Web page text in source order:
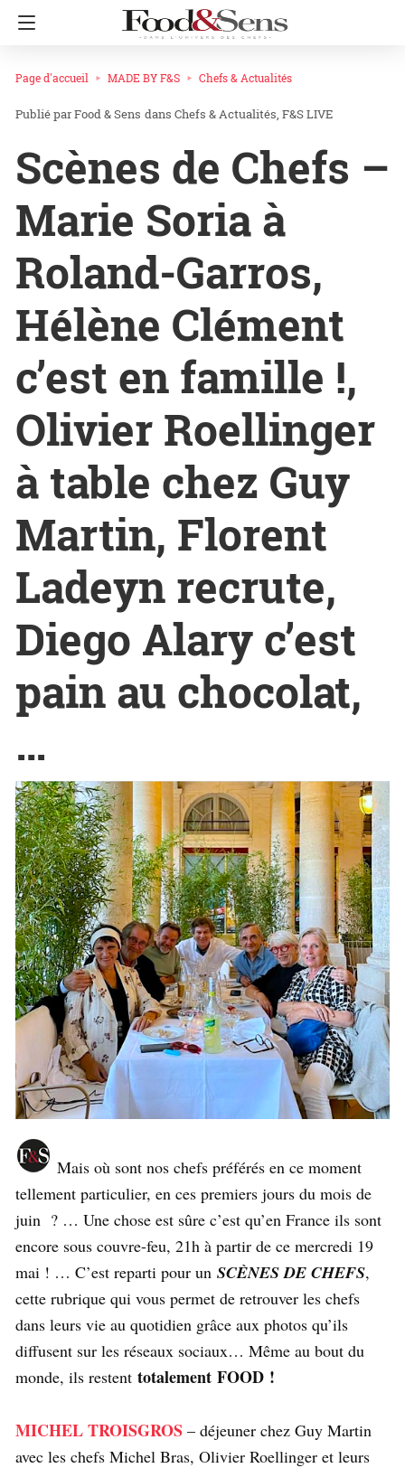
Page d'accueil MADE BY F&S Chefs & Actualités
Food & Sens dans Chefs & Actualités F&S LIVE
Scènes de Chefs –
Marie Soria à
Roland-Garros,
Hélène Clément
c’est en famille !,
Olivier Roellinger
à table chez Guy
Martin, Florent
Ladeyn recrute,
Diego Alary c’est
pain au chocolat,
…
Mais où sont nos chefs préférés en ce moment
tellement particulier, en ces premiers jours du mois de
juin ? … Une chose est sûre c’est qu’en France ils sont
encore sous couvre-feu, 21h à partir de ce mercredi 19
mai ! … C’est reparti pour un SCÈNES DE CHEFS,
cette rubrique qui vous permet de retrouver les chefs
dans leurs vie au quotidien grâce aux photos qu’ils
diffusent sur les réseaux sociaux… Même au bout du
monde, ils restent totalement FOOD !
MICHEL TROISGROS – déjeuner chez Guy Martin
avec les chefs Michel Bras, Olivier Roellinger et leurs